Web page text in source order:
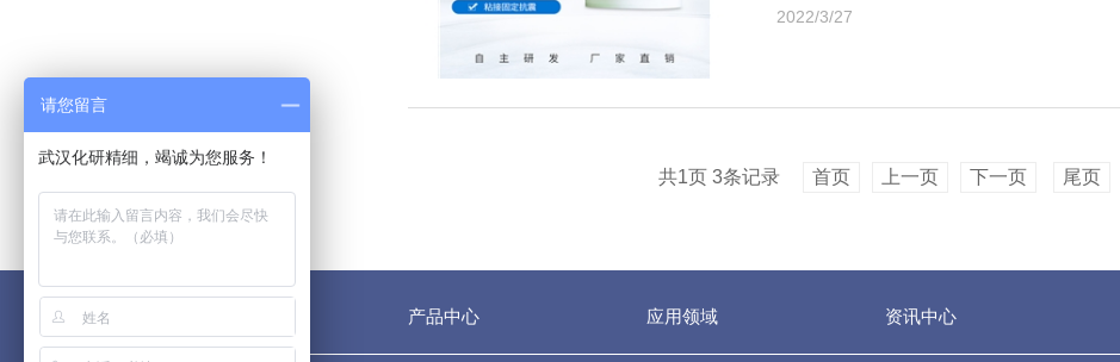
2022/3/27
共1页 3条记录 首页 上一页 下一页 尾页
产品中心 应用领域 资讯中心
请您留言